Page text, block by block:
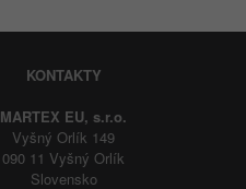
KONTAKTY
MARTEX EU, s.r.o.
Vyšný Orlík 149
090 11 Vyšný Orlík
Slovensko